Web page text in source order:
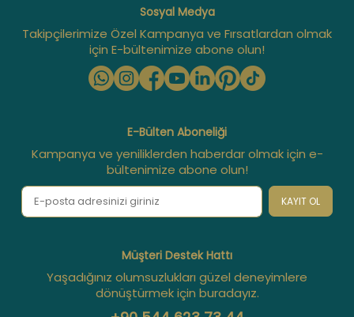
Sosyal Medya
Takipçilerimize Özel Kampanya ve Fırsatlardan olmak
için E-bültenimize abone olun!
E-Bülten Aboneliği
Kampanya ve yeniliklerden haberdar olmak için e-
bültenimize abone olun!
KAYIT OL
Müşteri Destek Hattı
Yaşadığınız olumsuzlukları güzel deneyimlere
dönüştürmek için buradayız.